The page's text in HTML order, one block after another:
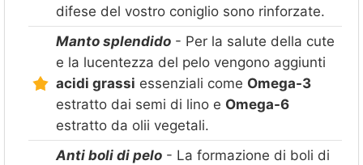
difese del vostro coniglio sono rinforzate.
Manto splendido - Per la salute della cute
e la lucentezza del pelo vengono aggiunti
acidi grassi essenziali come Omega-3
estratto dai semi di lino e Omega-6
estratto da olii vegetali.
Anti boli di pelo - La formazione di boli di